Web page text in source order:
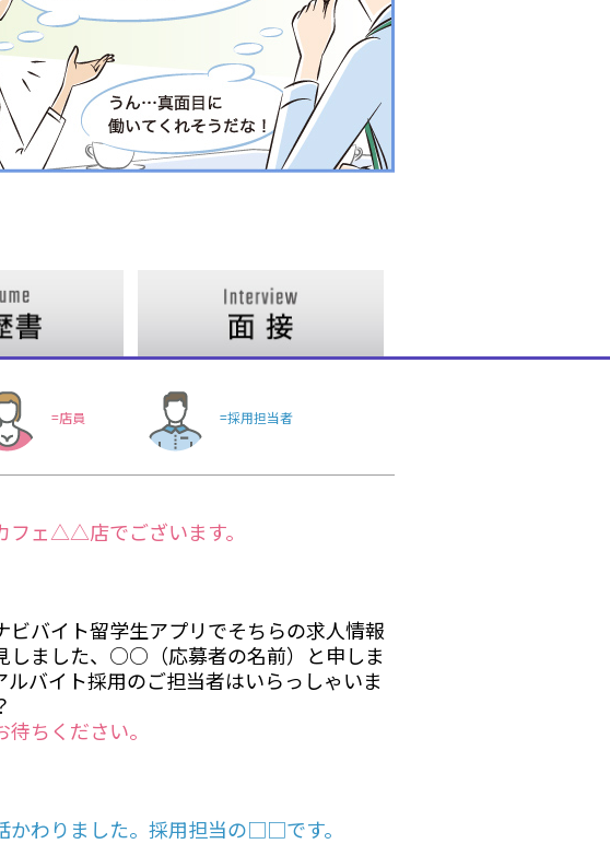
=店員 =採用担当者
ェ△△店でございます。
ビバイト留学生アプリでそちらの求人情報
しました、○○（応募者の名前）と申しま
ルバイト採用のご担当者はいらっしゃいま
待ちください。
かわりました。採用担当の□□です。